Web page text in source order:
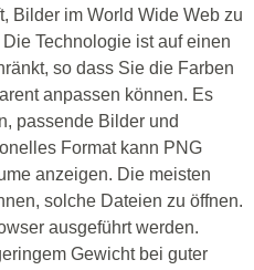
Bilder im World Wide Web zu
Technologie ist auf einen
so dass Sie die Farben
anpassen können. Es
passende Bilder und
Format kann PNG
anzeigen. Die meisten
solche Dateien zu öffnen.
ausgeführt werden.
Gewicht bei guter